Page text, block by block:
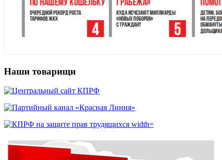
Наши товарищи